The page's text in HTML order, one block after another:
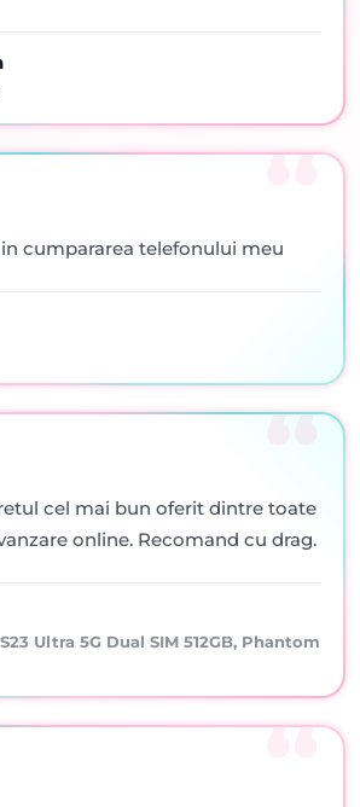
cumpararea telefonului meu
cel mai bun oferit dintre toate
online. Recomand cu drag.
Ultra 5G Dual SIM 512GB, Phantom